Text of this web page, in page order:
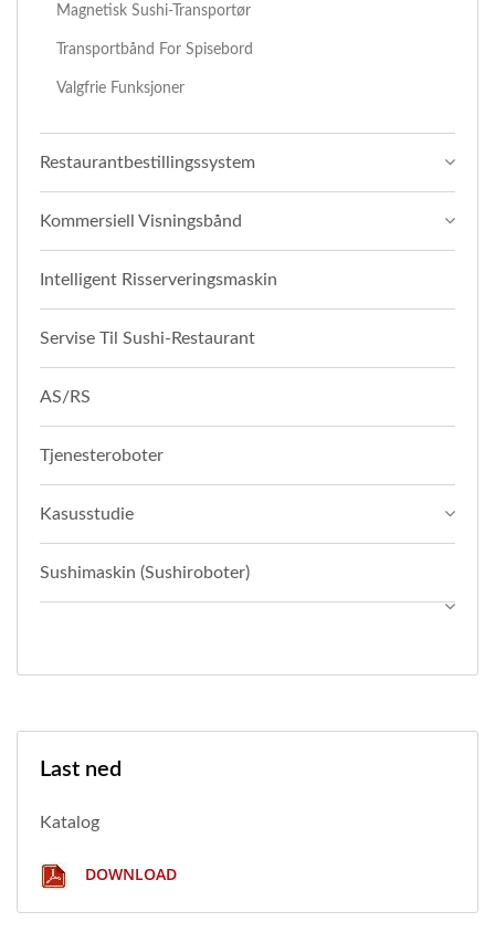
Magnetisk Sushi-Transportør
Transportbånd For Spisebord
Valgfrie Funksjoner
Restaurantbestillingssystem
Kommersiell Visningsbånd
Intelligent Risserveringsmaskin
Servise Til Sushi-Restaurant
AS/RS
Tjenesteroboter
Kasusstudie
Sushimaskin (Sushiroboter)
Last ned
Katalog
DOWNLOAD